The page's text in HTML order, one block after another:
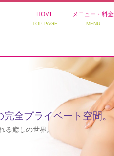
HOME
TOP PAGE
メニュー・料金
MENU
完全プライベート空間。
る癒しの世界。